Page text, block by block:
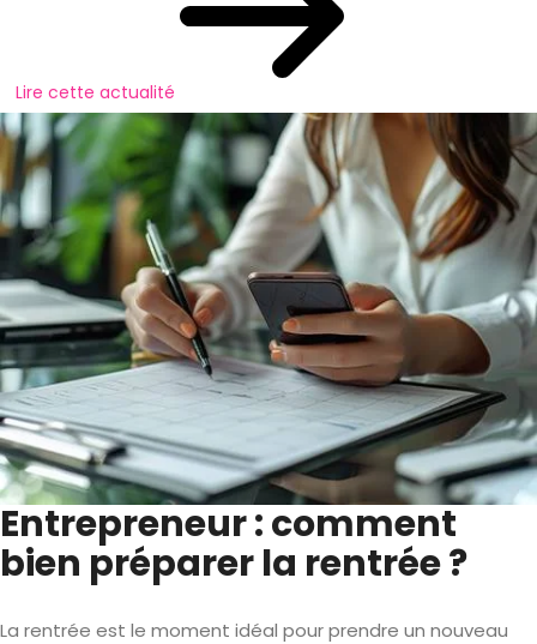
Lire cette actualité
Entrepreneur : comment
bien préparer la rentrée ?
La rentrée est le moment idéal pour prendre un nouveau